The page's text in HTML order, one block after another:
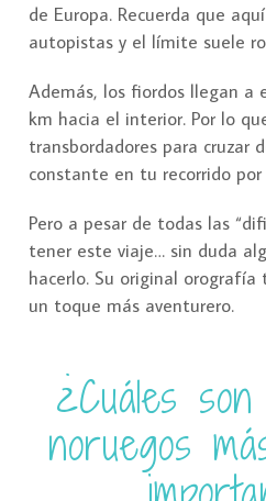
de Europa. Recuerda que
autopistas y el límite suele
Además, los fiordos llegan a
km hacia el interior. Por lo
transbordadores para cruzar
constante en tu recorrido
Pero a pesar de todas las
tener este viaje… sin duda
hacerlo. Su original
un toque más aventurero.
¿Cuáles
noruegos